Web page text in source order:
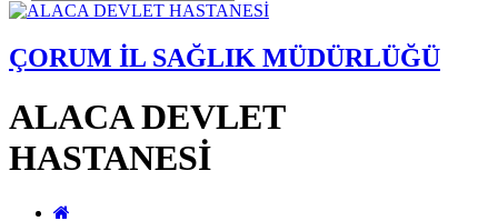
ÇORUM İL SAĞLIK MÜDÜRLÜĞÜ
ALACA DEVLET
HASTANESİ